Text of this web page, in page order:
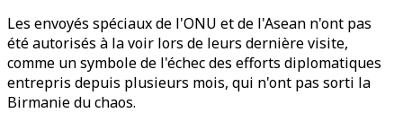
Les envoyés spéciaux de l'ONU et de l'Asean n'ont pas
été autorisés à la voir lors de leurs dernière visite,
comme un symbole de l'échec des efforts diplomatiques
entrepris depuis plusieurs mois, qui n'ont pas sorti la
Birmanie du chaos.